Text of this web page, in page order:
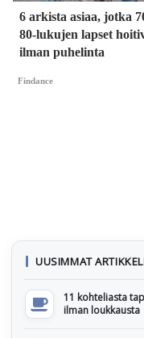
6 arkista asiaa, jotka
80-lukujen lapset
ilman puhelinta
Findance
UUSIMMAT
11 kohteliasta
ilman loukkausta